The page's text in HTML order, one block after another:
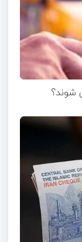
شوند؟